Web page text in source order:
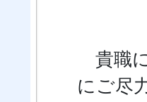
貴職
にご尽